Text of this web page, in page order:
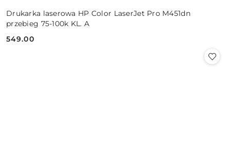
Drukarka laserowa HP Color LaserJet Pro M451dn
przebieg 75-100k KL. A
Cena:
549.00